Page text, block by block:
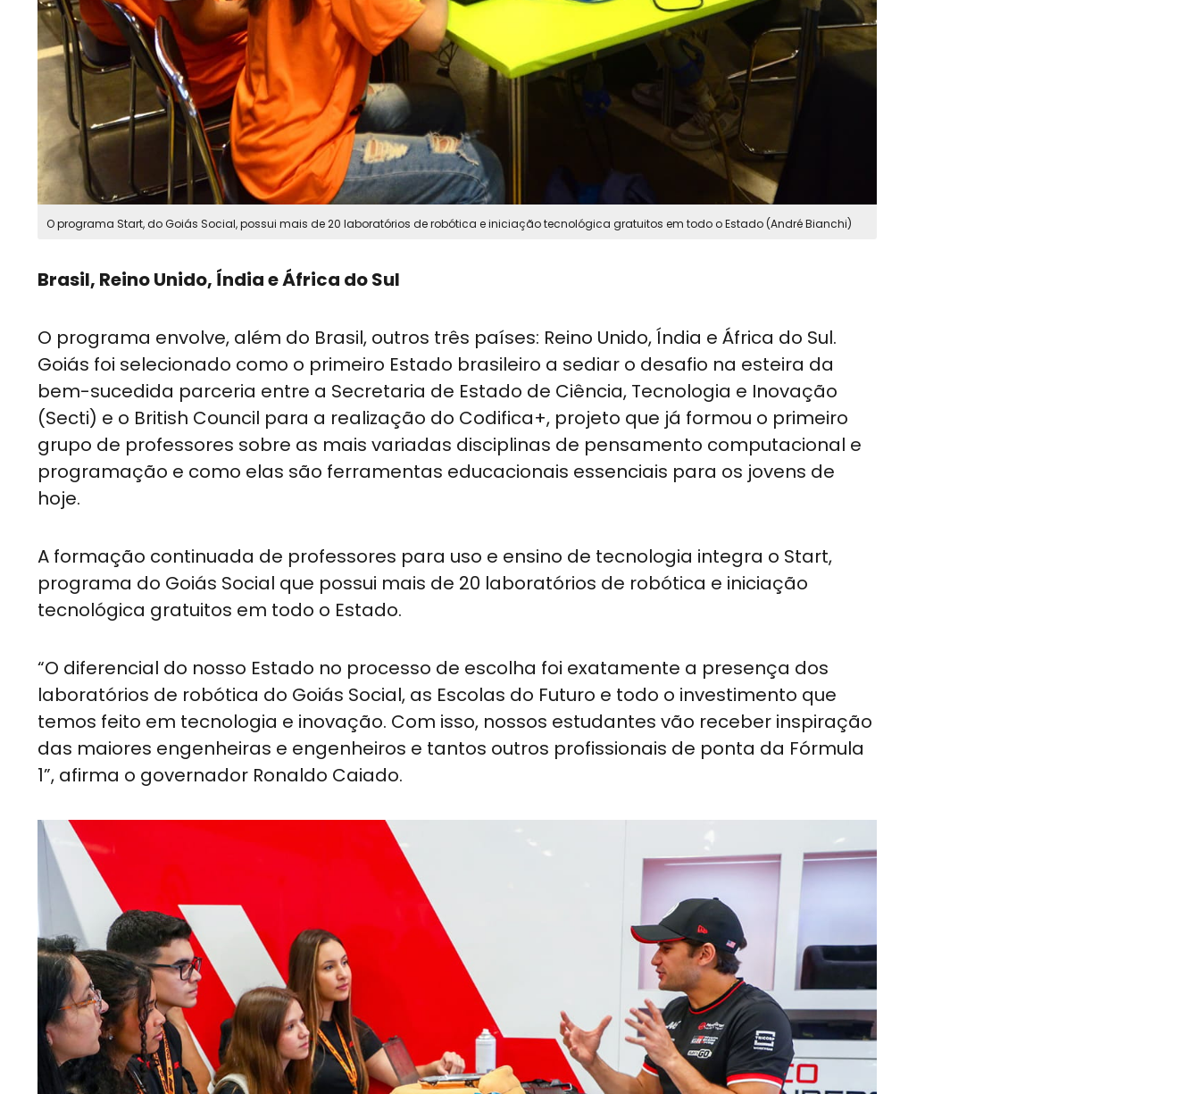
O programa Start, do Goiás Social, possui mais de 20 laboratórios de robótica e iniciação tecnológica gratuitos em todo o Estado (André Bianchi)
Brasil, Reino Unido, Índia e África do Sul
O programa envolve, além do Brasil, outros três países: Reino Unido, Índia e África do Sul.
Goiás foi selecionado como o primeiro Estado brasileiro a sediar o desafio na esteira da
bem-sucedida parceria entre a Secretaria de Estado de Ciência, Tecnologia e Inovação
(Secti) e o British Council para a realização do Codifica+, projeto que já formou o primeiro
grupo de professores sobre as mais variadas disciplinas de pensamento computacional e
programação e como elas são ferramentas educacionais essenciais para os jovens de
hoje.
A formação continuada de professores para uso e ensino de tecnologia integra o Start,
programa do Goiás Social que possui mais de 20 laboratórios de robótica e iniciação
tecnológica gratuitos em todo o Estado.
“O diferencial do nosso Estado no processo de escolha foi exatamente a presença dos
laboratórios de robótica do Goiás Social, as Escolas do Futuro e todo o investimento que
temos feito em tecnologia e inovação. Com isso, nossos estudantes vão receber inspiração
das maiores engenheiras e engenheiros e tantos outros profissionais de ponta da Fórmula
1”, afirma o governador Ronaldo Caiado.